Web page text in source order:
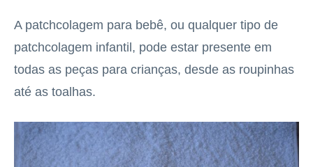
A patchcolagem para bebê, ou qualquer tipo de
patchcolagem infantil, pode estar presente em
todas as peças para crianças, desde as roupinhas
até as toalhas.